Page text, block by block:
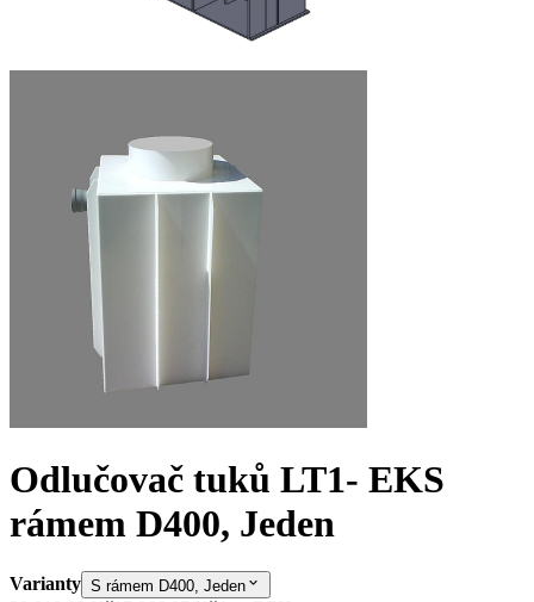
Odlučovač tuků LT1- EKS
rámem D400, Jeden
Varianty S rámem D400, Jeden